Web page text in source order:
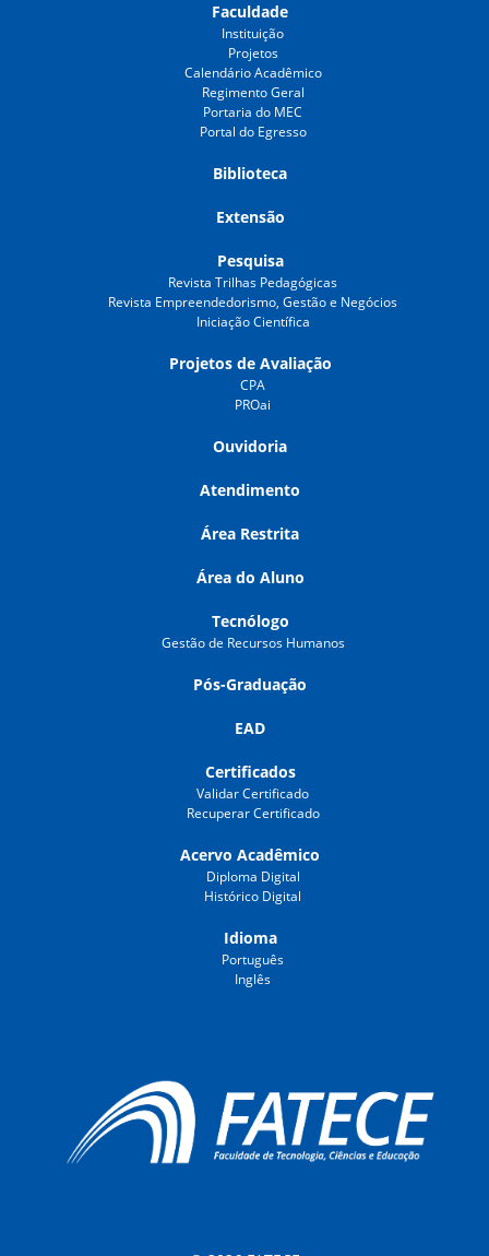
Faculdade
Instituição
Projetos
Calendário Acadêmico
Regimento Geral
Portaria do MEC
Portal do Egresso
Biblioteca
Extensão
Pesquisa
Revista Trilhas Pedagógicas
Revista Empreendedorismo, Gestão e Negócios
Iniciação Científica
Projetos de Avaliação
CPA
PROai
Ouvidoria
Atendimento
Área Restrita
Área do Aluno
Tecnólogo
Gestão de Recursos Humanos
Pós-Graduação
EAD
Certificados
Validar Certificado
Recuperar Certificado
Acervo Acadêmico
Diploma Digital
Histórico Digital
Idioma
Português
Inglês